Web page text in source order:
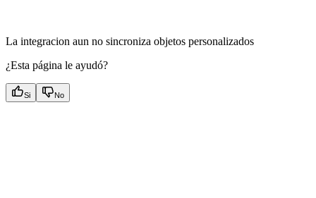
La integracion aun no sincroniza objetos personalizados
¿Esta página le ayudó?
Si No